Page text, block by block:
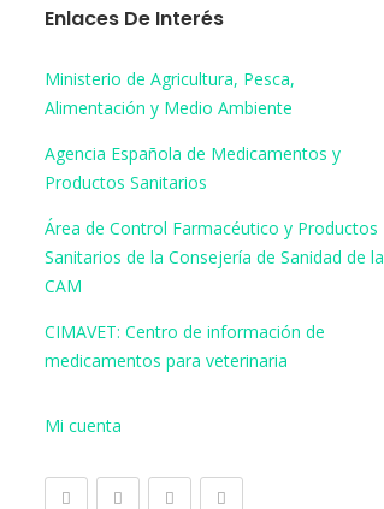
Enlaces De Interés
Ministerio de Agricultura, Pesca,
Alimentación y Medio Ambiente
Agencia Española de Medicamentos y
Productos Sanitarios
Área de Control Farmacéutico y Productos
Sanitarios de la Consejería de Sanidad de la
CAM
CIMAVET: Centro de información de
medicamentos para veterinaria
Mi cuenta